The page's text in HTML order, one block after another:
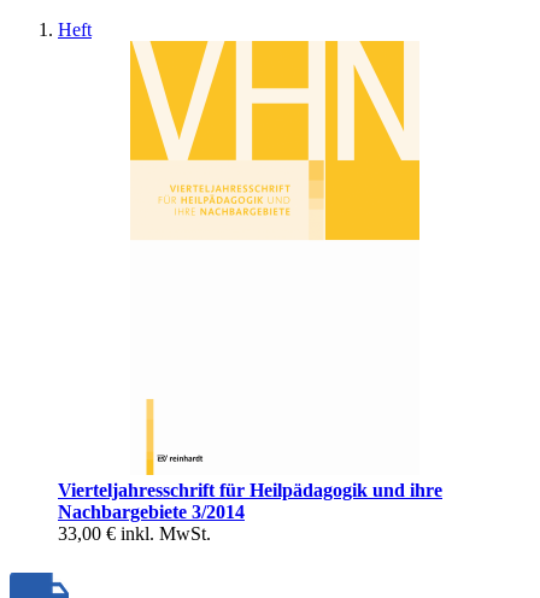
Heft
Vierteljahresschrift für Heilpädagogik und ihre
Nachbargebiete 3/2014
33,00 € inkl. MwSt.